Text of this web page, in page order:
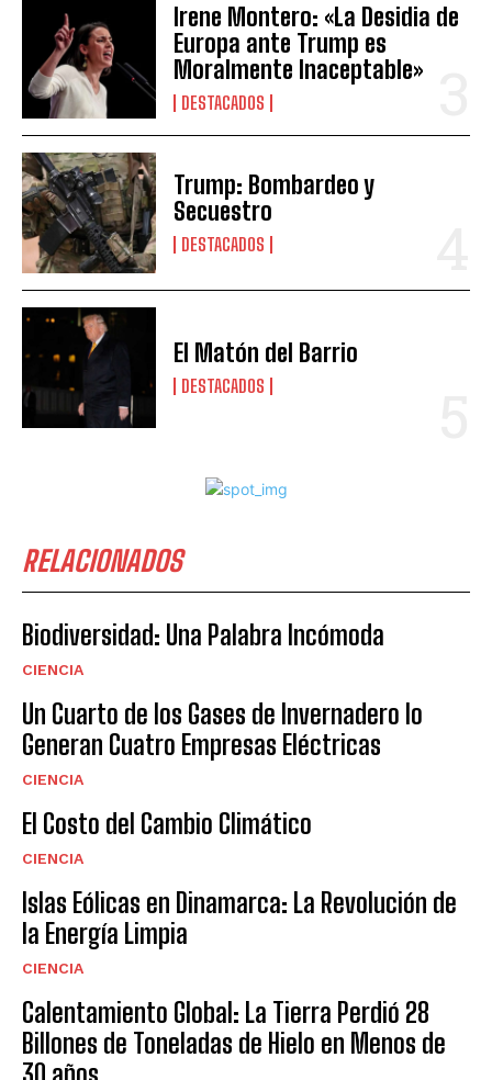
Irene Montero: «La Desidia de
Europa ante Trump es
Moralmente Inaceptable»
DESTACADOS
Trump: Bombardeo y
Secuestro
DESTACADOS
El Matón del Barrio
DESTACADOS
RELACIONADOS
Biodiversidad: Una Palabra Incómoda
CIENCIA
Un Cuarto de los Gases de Invernadero lo
Generan Cuatro Empresas Eléctricas
CIENCIA
El Costo del Cambio Climático
CIENCIA
Islas Eólicas en Dinamarca: La Revolución de
la Energía Limpia
CIENCIA
Calentamiento Global: La Tierra Perdió 28
Billones de Toneladas de Hielo en Menos de